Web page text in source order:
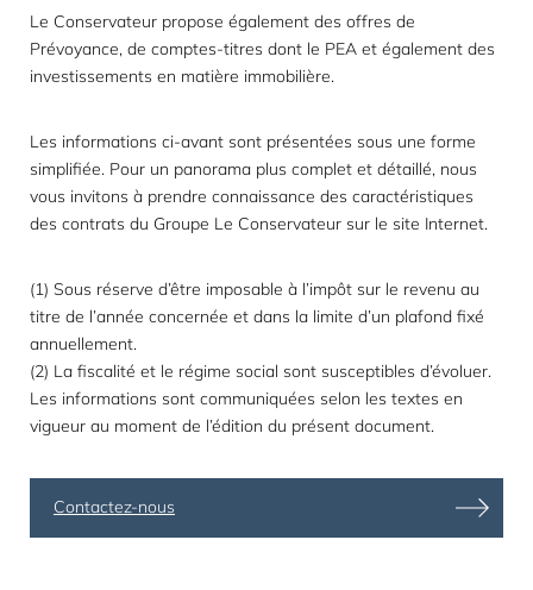
Le Conservateur propose également des offres de
Prévoyance, de comptes-titres dont le PEA et également des
investissements en matière immobilière.
Les informations ci-avant sont présentées sous une forme
simplifiée. Pour un panorama plus complet et détaillé, nous
vous invitons à prendre connaissance des caractéristiques
des contrats du Groupe Le Conservateur sur le site Internet.
(1) Sous réserve d’être imposable à l’impôt sur le revenu au
titre de l’année concernée et dans la limite d’un plafond fixé
annuellement.
(2) La fiscalité et le régime social sont susceptibles d’évoluer.
Les informations sont communiquées selon les textes en
vigueur au moment de l’édition du présent document.
Contactez-nous